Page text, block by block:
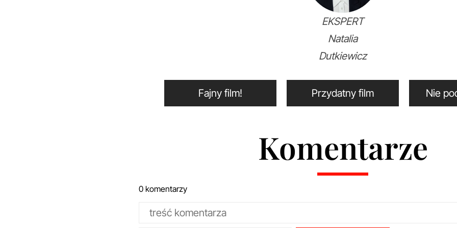
EKSPERT
Natalia
Dutkiewicz
Fajny film! Przydatny film Nie
Komentarze
0 komentarzy